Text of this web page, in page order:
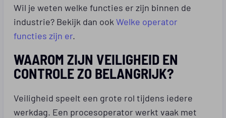
Wil je weten welke functies er zijn binnen de
industrie? Bekijk dan ook Welke operator
functies zijn er
WAAROM ZIJN VEILIGHEID EN
CONTROLE ZO BELANGRIJK?
Veiligheid speelt een grote rol tijdens iedere
werkdag. Een procesoperator werkt vaak met